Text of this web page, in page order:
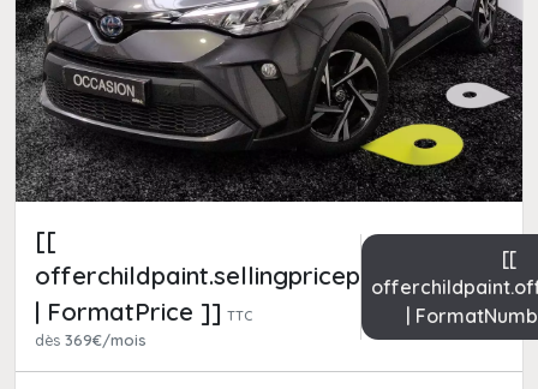
[[
offerchildpaint.sellingpricepart_ttc
| FormatPrice ]] TTC
dès 369€/mois
[[
|